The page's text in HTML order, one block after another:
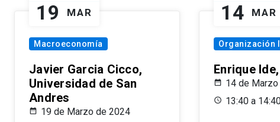
19 MAR
Macroeconomía
Javier Garcia Cicco,
Universidad de San
Andres
19 de Marzo de 2024
14 MAR
Organización
Enrique Ide,
14 de
13:40 a